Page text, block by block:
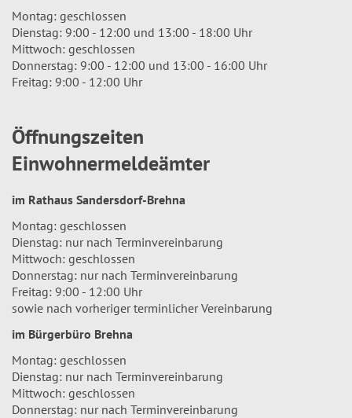
Montag: geschlossen
Dienstag: 9:00 - 12:00 und 13:00 - 18:00 Uhr
Mittwoch: geschlossen
Donnerstag: 9:00 - 12:00 und 13:00 - 16:00 Uhr
Freitag: 9:00 - 12:00 Uhr
Öffnungszeiten
Einwohnermeldeämter
im Rathaus Sandersdorf-Brehna
Montag: geschlossen
Dienstag: nur nach Terminvereinbarung
Mittwoch: geschlossen
Donnerstag: nur nach Terminvereinbarung
Freitag: 9:00 - 12:00 Uhr
sowie nach vorheriger terminlicher Vereinbarung
im Bürgerbüro Brehna
Montag: geschlossen
Dienstag: nur nach Terminvereinbarung
Mittwoch: geschlossen
Donnerstag: nur nach Terminvereinbarung